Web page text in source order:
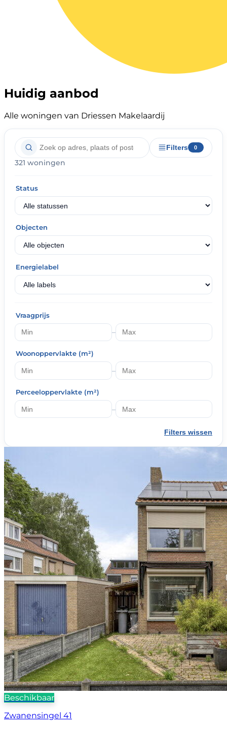
Huidig aanbod
Alle woningen van Driessen Makelaardij
Filters 0
321 woningen
Status
Objecten
Energielabel
Vraagprijs
–
Woonoppervlakte (m²)
–
Perceeloppervlakte (m²)
–
Filters wissen
Beschikbaar
Zwanensingel 41